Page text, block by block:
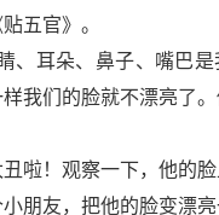
五官》。
、耳朵、鼻子、嘴巴
我们的脸就不漂亮了
丑啦！观察一下，他的
朋友，把他的脸变漂